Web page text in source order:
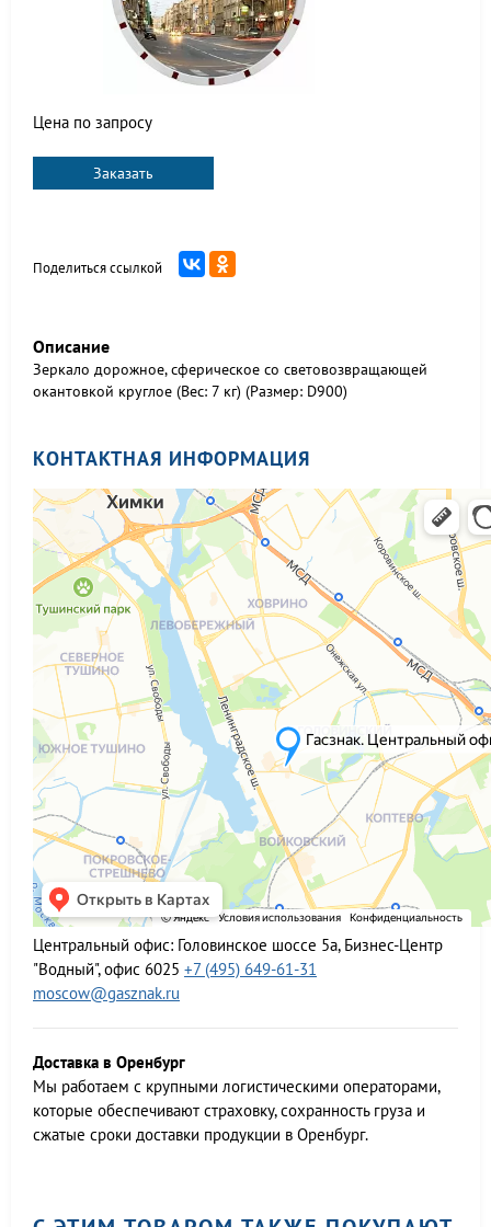
Цена по запросу
Заказать
Поделиться ссылкой
Описание
Зеркало дорожное, сферическое со световозвращающей
окантовкой круглое (Вес: 7 кг) (Размер: D900)
КОНТАКТНАЯ ИНФОРМАЦИЯ
Центральный офис: Головинское шоссе 5а, Бизнес-Центр
"Водный", офис 6025 +7 (495) 649-61-31
moscow@gasznak.ru
Доставка в Оренбург
Мы работаем c крупными логистическими операторами,
которые обеспечивают страховку, сохранность груза и
сжатые сроки доставки продукции в Оренбург.